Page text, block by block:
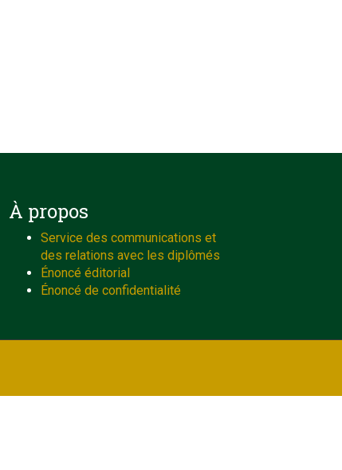
À propos
Service des communications et
des relations avec les diplômés
Énoncé éditorial
Énoncé de confidentialité